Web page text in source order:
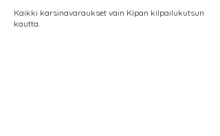
Kaikki karsinavaraukset vain Kipan kilpailukutsun
kautta.